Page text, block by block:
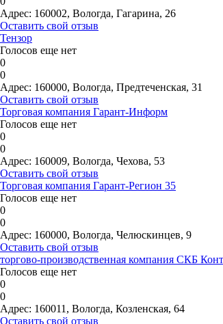
Адрес: 160002, Вологда, Гагарина, 26
Оставить свой отзыв
Тензор
Голосов еще нет
0
0
Адрес: 160000, Вологда, Предтеченская, 31
Оставить свой отзыв
Торговая компания Гарант-Информ
Голосов еще нет
0
0
Адрес: 160009, Вологда, Чехова, 53
Оставить свой отзыв
Торговая компания Гарант-Регион 35
Голосов еще нет
0
0
Адрес: 160000, Вологда, Челюскинцев, 9
Оставить свой отзыв
торгово-производственная компания СКБ
Голосов еще нет
0
0
Адрес: 160011, Вологда, Козленская, 64
Оставить свой отзыв